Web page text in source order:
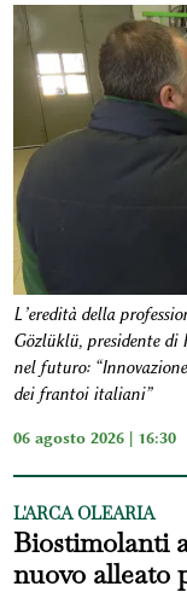
L’eredità della
Gözlüklü, presidente di
nel futuro:
dei frantoi italiani”
06 agosto 2026 | 16:30
L'ARCA OLEARIA
Biostimolanti
nuovo alleato